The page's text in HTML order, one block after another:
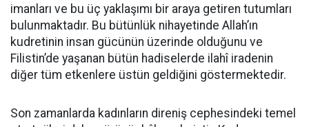
imanları ve bu üç yaklaşımı bir araya getiren tutumları
bulunmaktadır. Bu bütünlük nihayetinde Allah’ın
kudretinin insan gücünün üzerinde olduğunu ve
Filistin’de yaşanan bütün hadiselerde ilahî iradenin
diğer tüm etkenlere üstün geldiğini göstermektedir.
Son zamanlarda kadınların direniş cephesindeki temel